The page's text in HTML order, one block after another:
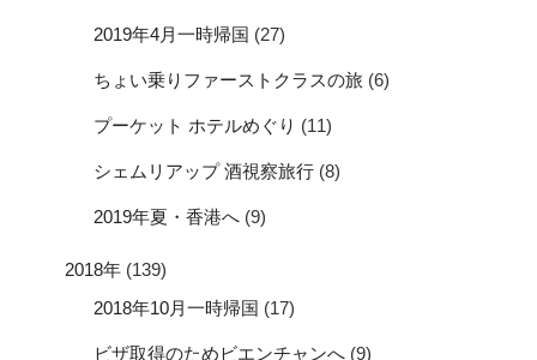
2019年4月一時帰国 (27)
ちょい乗りファーストクラスの旅 (6)
プーケット ホテルめぐり (11)
シェムリアップ 酒視察旅行 (8)
2019年夏・香港へ (9)
2018年 (139)
2018年10月一時帰国 (17)
ビザ取得のためビエンチャンへ (9)